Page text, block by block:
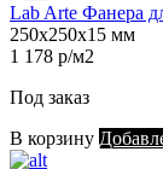
Lab Arte Фанера
250х250х15 мм
1 178 р/м2
Под заказ
В корзину